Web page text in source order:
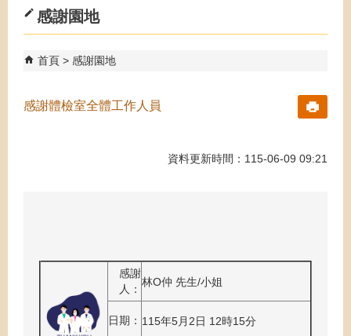
感謝園地
首頁 感謝園地
感謝體檢室全體工作人員
資料更新時間：115-06-09 09:21
感謝
人：
林O仲 先生/小姐
日期： 115年5月2日 12時15分